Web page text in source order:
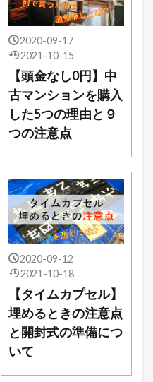
2020-09-17
2021-10-15
【頭金なし0円】中
古マンションを購入
した5つの理由と９
つの注意点
2020-09-12
2021-10-18
【タイムカプセル】
埋めるときの注意点
と開封式の準備につ
いて